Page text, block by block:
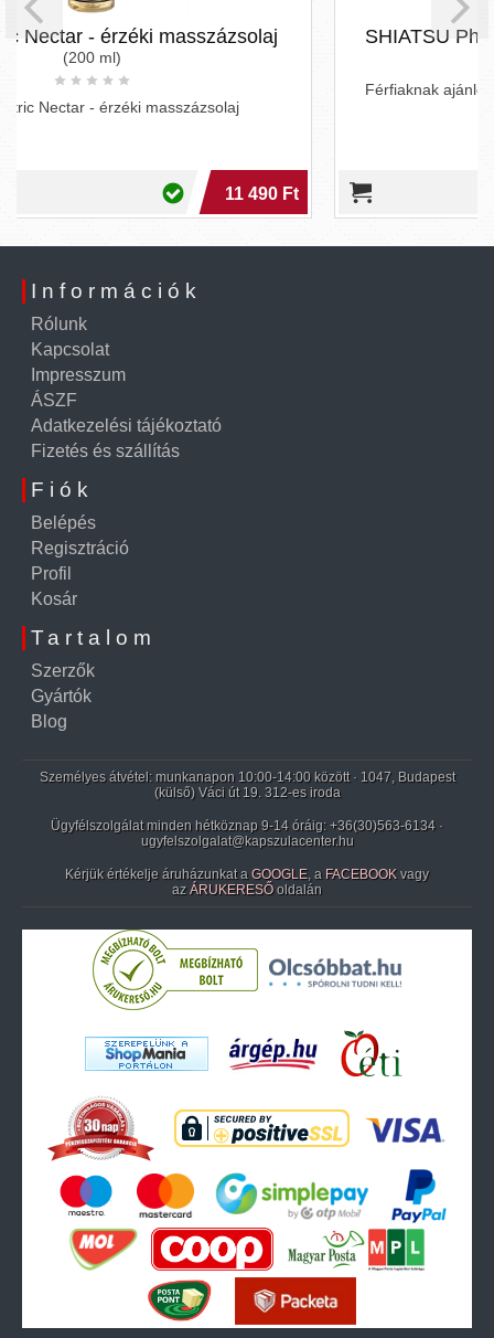
SHIATSU Pheromon Fragrance
Férfiaknak ajánlott parfüm extra feromon
Információk
Rólunk
Kapcsolat
Impresszum
ÁSZF
Adatkezelési tájékoztató
Fizetés és szállítás
Fiók
Belépés
Regisztráció
Profil
Kosár
Tartalom
Szerzők
Gyártók
Blog
Személyes átvétel: munkanapon 10:00-14:00 között · 1047, Budapest
(külső) Váci út 19. 312-es iroda
Ügyfélszolgálat minden hétköznap 9-14 óráig: +36(30)563-6134 ·
ugyfelszolgalat@kapszulacenter.hu
Kérjük értékelje áruházunkat a GOOGLE, a FACEBOOK vagy
az ÁRUKERESŐ oldalán